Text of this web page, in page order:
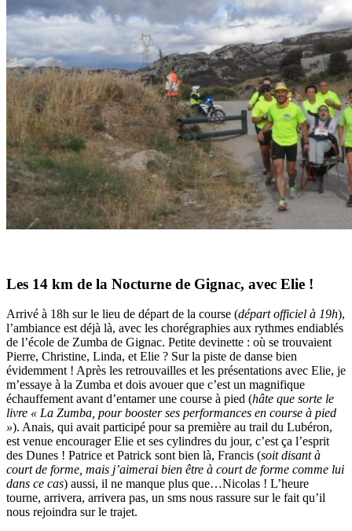
Les 14 km de la Nocturne de Gignac, avec Elie !
Arrivé à 18h sur le lieu de départ de la course (départ officiel à 19h),
l’ambiance est déjà là, avec les chorégraphies aux rythmes endiablés
de l’école de Zumba de Gignac. Petite devinette : où se trouvaient
Pierre, Christine, Linda, et Elie ? Sur la piste de danse bien
évidemment ! Après les retrouvailles et les présentations avec Elie, je
m’essaye à la Zumba et dois avouer que c’est un magnifique
échauffement avant d’entamer une course à pied (hâte que sorte le
livre « La Zumba, pour booster ses performances en course à pied
»). Anais, qui avait participé pour sa première au trail du Lubéron,
est venue encourager Elie et ses cylindres du jour, c’est ça l’esprit
des Dunes ! Patrice et Patrick sont bien là, Francis (soit disant à
court de forme, mais j’aimerai bien être à court de forme comme lui
dans ce cas) aussi, il ne manque plus que…Nicolas ! L’heure
tourne, arrivera, arrivera pas, un sms nous rassure sur le fait qu’il
nous rejoindra sur le trajet.